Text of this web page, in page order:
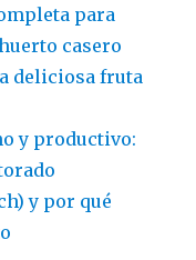
para
casero
deliciosa fruta
y productivo:
y por qué